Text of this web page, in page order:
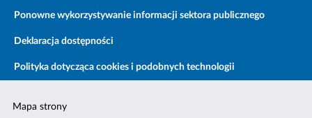
Ponowne wykorzystywanie informacji sektora publicznego
Deklaracja dostępności
Polityka dotycząca cookies i podobnych technologii
Mapa strony